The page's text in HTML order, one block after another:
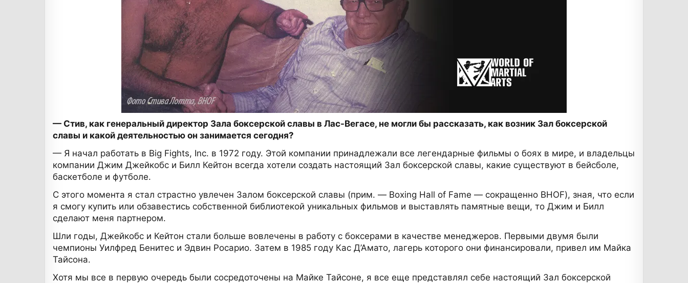
— Стив, как генеральный директор Зала боксерской славы в Лас-Вегасе, не могли бы рассказать, как возник Зал боксерской
славы и какой деятельностью он занимается сегодня?
— Я начал работать в Big Fights, Inc. в 1972 году. Этой компании принадлежали все легендарные фильмы о боях в мире, и владельцы
компании Джим Джейкобс и Билл Кейтон всегда хотели создать настоящий Зал боксерской славы, какие существуют в бейсболе,
баскетболе и футболе.
С этого момента я стал страстно увлечен Залом боксерской славы (прим. — Boxing Hall of Fame — сокращенно BHOF), зная, что если
я смогу купить или обзавестись собственной библиотекой уникальных фильмов и выставлять памятные вещи, то Джим и Билл
сделают меня партнером.
Шли годы, Джейкобс и Кейтон стали больше вовлечены в работу с боксерами в качестве менеджеров. Первыми двумя были
чемпионы Уилфред Бенитес и Эдвин Росарио. Затем в 1985 году Кас Д’Амато, лагерь которого они финансировали, привел им Майка
Тайсона.
Хотя мы все в первую очередь были сосредоточены на Майке Тайсоне, я все еще представлял себе настоящий Зал боксерской